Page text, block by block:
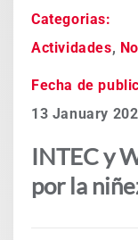
Categorias:
Actividades,
Fecha de
13 January
INTEC y
por la